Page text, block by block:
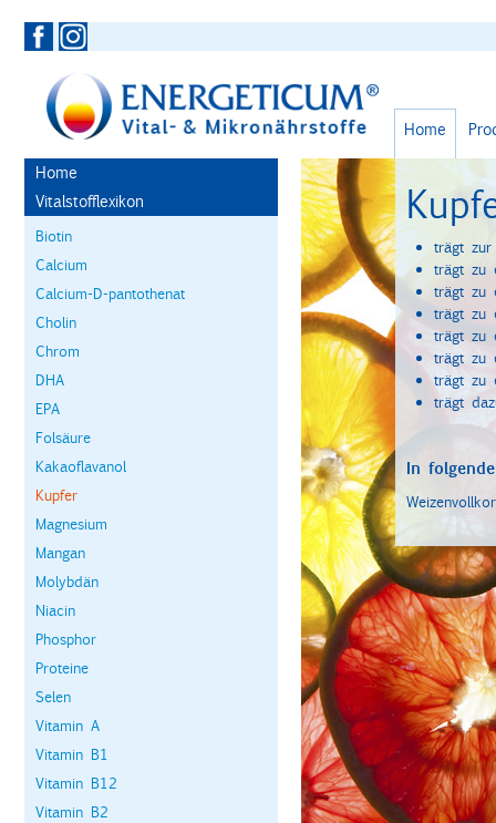
Home
Home
Vitalstofflexikon
Biotin
Calcium
Calcium-D-pantothenat
Cholin
Chrom
DHA
EPA
Folsäure
Kakaoflavanol
Kupfer
Magnesium
Mangan
Molybdän
Niacin
Phosphor
Proteine
Selen
Vitamin A
Vitamin B1
Vitamin B12
Vitamin B2
trägt zur
trägt zu
trägt zu
trägt zu
trägt zu
trägt zu
trägt zu
trägt
In